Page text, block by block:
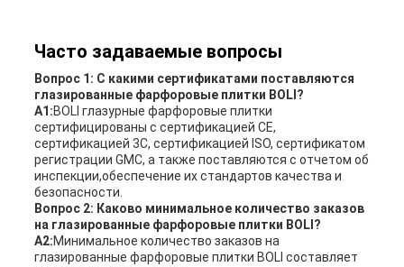
Часто задаваемые вопросы
Вопрос 1: С какими сертификатами поставляются
глазированные фарфоровые плитки BOLI?
А1:BOLI глазурные фарфоровые плитки
сертифицированы с сертификацией CE,
сертификацией 3C, сертификацией ISO, сертификатом
регистрации GMC, а также поставляются с отчетом об
инспекции,обеспечение их стандартов качества и
безопасности.
Вопрос 2: Каково минимальное количество заказов
на глазированные фарфоровые плитки BOLI?
А2:Минимальное количество заказов на
глазированные фарфоровые плитки BOLI составляет